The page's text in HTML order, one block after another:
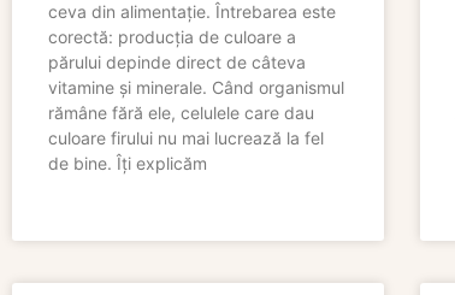
ceva din alimentație. Întrebarea este
corectă: producția de culoare a
părului depinde direct de câteva
vitamine și minerale. Când organismul
rămâne fără ele, celulele care dau
culoare firului nu mai lucrează la fel
de bine. Îți explicăm